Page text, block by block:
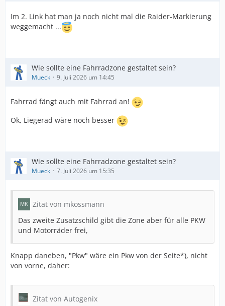
Im 2. Link hat man ja noch nicht mal die Raider-Markierung
weggemacht ...
Wie sollte eine Fahrradzone gestaltet sein?
Mueck 9. Juli 2026 um 14:45
Fahrrad fängt auch mit Fahrrad an!
Ok, Liegerad wäre noch besser
Wie sollte eine Fahrradzone gestaltet sein?
Mueck 7. Juli 2026 um 15:35
Zitat von mkossmann
Das zweite Zusatzschild gibt die Zone aber für alle PKW
und Motorräder frei,
Knapp daneben, "Pkw" wäre ein Pkw von der Seite*), nicht
von vorne, daher:
Zitat von Autogenix